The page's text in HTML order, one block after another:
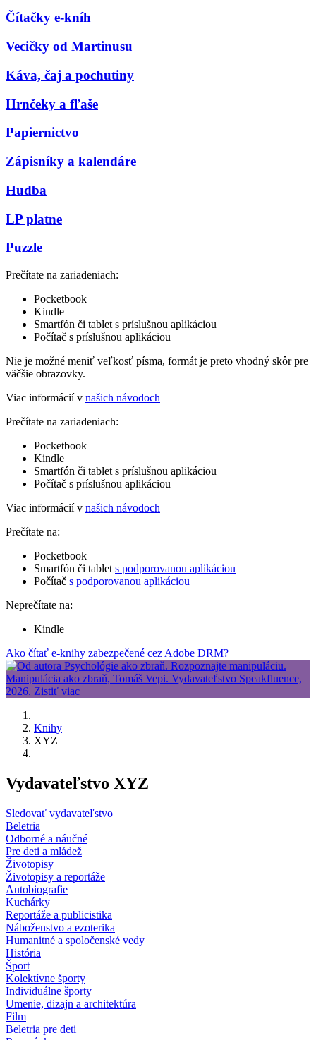
Čítačky e-kníh
Vecičky od Martinusu
Káva, čaj a pochutiny
Hrnčeky a fľaše
Papiernictvo
Zápisníky a kalendáre
Hudba
LP platne
Puzzle
Prečítate na zariadeniach:
Pocketbook
Kindle
Smartfón či tablet s príslušnou aplikáciou
Počítač s príslušnou aplikáciou
Nie je možné meniť veľkosť písma, formát je preto vhodný skôr pre
väčšie obrazovky.
Viac informácií v našich návodoch
Prečítate na zariadeniach:
Pocketbook
Kindle
Smartfón či tablet s príslušnou aplikáciou
Počítač s príslušnou aplikáciou
Viac informácií v našich návodoch
Prečítate na:
Pocketbook
Smartfón či tablet s podporovanou aplikáciou
Počítač s podporovanou aplikáciou
Neprečítate na:
Kindle
Ako čítať e-knihy zabezpečené cez Adobe DRM?
Knihy
XYZ
Vydavateľstvo XYZ
Sledovať vydavateľstvo
Beletria
Odborné a náučné
Pre deti a mládež
Životopisy
Životopisy a reportáže
Autobiografie
Kuchárky
Reportáže a publicistika
Náboženstvo a ezoterika
Humanitné a spoločenské vedy
História
Šport
Kolektívne športy
Individuálne športy
Umenie, dizajn a architektúra
Film
Beletria pre deti